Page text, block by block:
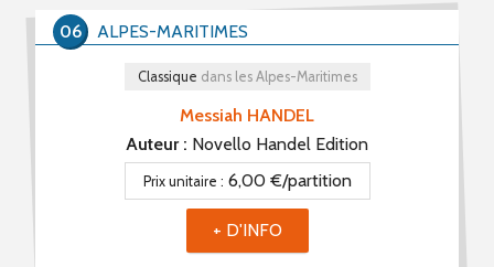
Messiah HANDEL
Classique dans les Alpes-Maritimes
ALPES-MARITIMES
06
Auteur : Novello Handel Edition
Prix unitaire : 6,00 €/partition
+ D'INFO